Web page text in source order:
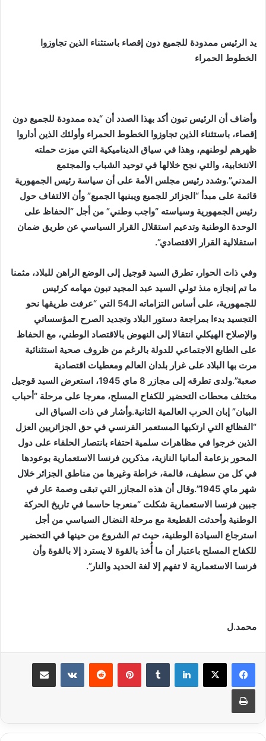
يد الرئيس ممدودة للجميع دون إقصاء باستثناء الذين تجاوزوا
الخطوط الحمراء
وأضاف أن الرئيس تبون أكد بهذا الصدد أن “يده ممدودة للجميع دون
إقصاء، باستثناء الذين تجاوزوا الخطوط الحمراء وأولئك الذين أداروا
ظهرهم لوطنهم، وهذا في سياق الديناميكية التي ميزت حملته
الانتخابية، والتي نجح خلالها في توحيد الشباب والمجتمع
المدني”.وشدد رئيس مجلس الأمة على أن سياسة رئيس الجمهورية
قائمة على مبدأ “الجزائر للجميع ويبنيها الجميع” وأن الالتفاف حول
رئيس الجمهورية وسياسته “واجب وطني” من أجل “الحفاظ على
الوحدة الوطنية وتدعيم استقلال القرار السياسي عن طريق ضمان
استقلالية القرار الاقتصادي”.
وفي ذات الحوار، تطرق السيد قوجيل إلى الوضع الراهن للبلاد، مثمنا
ما تم إنجازه منذ تولي السيد عبد المجيد تبون مهامه كرئيس
للجمهورية، على أساس التزاماته الـ54 التي “عرفت طريقها نحو
التجسيد بدءا بمراجعة دستور البلاد وتجديد الصرح المؤسساتي
والإصلاح الهيكلي انتقالا إلى النهوض بالاقتصاد الوطني، مع الحفاظ
على الطابع الاجتماعي للدولة بالرغم من ظروف صحية استثنائية
مرت بها البلاد على غرار بلدان العالم ومعطيات اقتصادية
صعبة”.ولدى تطرقه إلى مجازر 8 ماي 1945، استعرض السيد قوجيل
مختلف محطات التحضير للكفاح المسلح، معرجا على مرحلة “أحباب
البيان” إبان الحرب العالمية الثانية.وأشار في ذات السياق الى
“الفظائع التي ارتكبها المستعمر الفرنسي في حق الجزائريين العزل
الذين خرجوا في مظاهرات سلمية احتفاء بانتصار الحلفاء على دول
المحور بزعامة ألمانيا النازية، مذكرين فرنسا الاستعمارية بوعودها
في كل من سطيف، قالمة، خراطة وغيرها من مناطق الجزائر خلال
شهر ماي 1945”.وقال أن هذه المجازر التي تبقى وصمة عار في
جبين فرنسا الاستعمارية شكلت “منعرجا حاسما في تاريخ الحركة
الوطنية وأحدثت القطيعة مع مرحلة النضال السياسي من أجل
استرجاع السيادة الوطنية، حيث تم الشروع من حينها في التحضير
للكفاح المسلح باعتبار أن ما أُخذ بالقوة لا يسترد إلا بالقوة وأن
فرنسا الاستعمارية لا تفهم إلا لغة الحديد والنار”.
محمد.ل
لينكدإن بينتيريست
طباعة